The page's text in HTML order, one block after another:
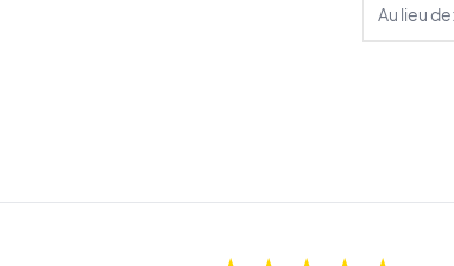
Au lieu de: